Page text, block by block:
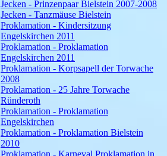
Jecken - Prinzenpaar Bielstein 2007-2008
Jecken - Tanzmäuse Bielstein
Proklamation - Kindersitzung
Engelskirchen 2011
Proklamation - Proklamation
Engelskirchen 2011
Proklamation - Korpsapell der Torwache
2008
Proklamation - 25 Jahre Torwache
Ründeroth
Proklamation - Proklamation
Engelskirchen
Proklamation - Proklamation Bielstein
2010